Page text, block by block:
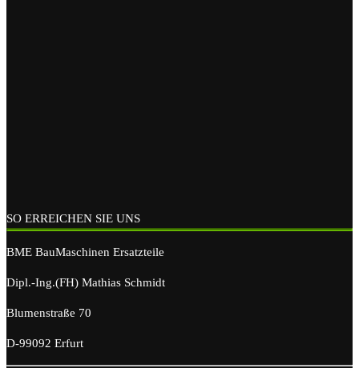
SO ERREICHEN SIE UNS
BME BauMaschinen Ersatzteile
Dipl.-Ing.(FH) Mathias Schmidt
Blumenstraße 70
D-99092 Erfurt